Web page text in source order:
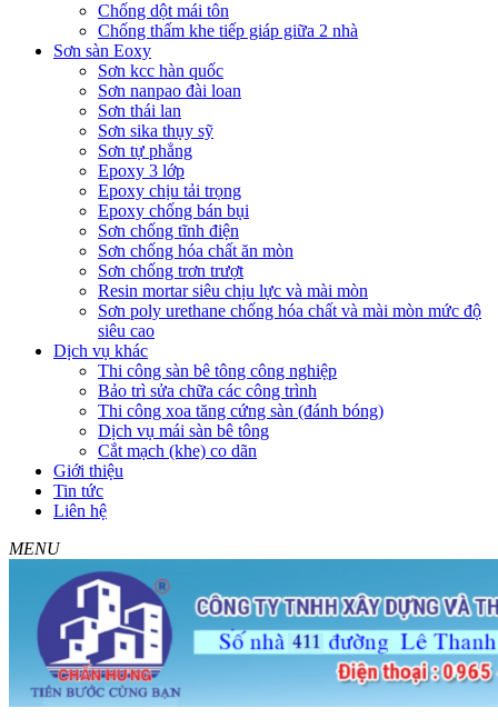
Chống dột mái tôn
Chống thấm khe tiếp giáp giữa 2 nhà
Sơn sàn Eoxy
Sơn kcc hàn quốc
Sơn nanpao đài loan
Sơn thái lan
Sơn sika thụy sỹ
Sơn tự phẳng
Epoxy 3 lớp
Epoxy chịu tải trọng
Epoxy chống bán bụi
Sơn chống tĩnh điện
Sơn chống hóa chất ăn mòn
Sơn chống trơn trượt
Resin mortar siêu chịu lực và mài mòn
Sơn poly urethane chống hóa chất và mài mòn mức độ
siêu cao
Dịch vụ khác
Thi công sàn bê tông công nghiệp
Bảo trì sửa chữa các công trình
Thi công xoa tăng cứng sàn (đánh bóng)
Dịch vụ mái sàn bê tông
Cắt mạch (khe) co dãn
Giới thiệu
Tin tức
Liên hệ
MENU